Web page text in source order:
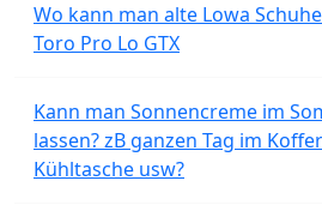
Wo kann man alte Lowa
Toro Pro Lo GTX
Kann man Sonnencreme im
lassen? zB ganzen Tag im
Kühltasche usw?